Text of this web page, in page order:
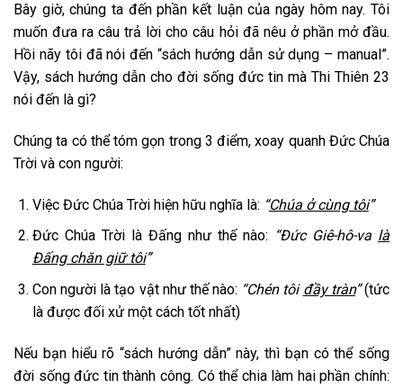
Bây giờ, chúng ta đến phần kết luận của ngày hôm nay. Tôi
muốn đưa ra câu trả lời cho câu hỏi đã nêu ở phần mở đầu.
Hồi nãy tôi đã nói đến “sách hướng dẫn sử dụng – manual”.
Vậy, sách hướng dẫn cho đời sống đức tin mà Thi Thiên 23
nói đến là gì?
Chúng ta có thể tóm gọn trong 3 điểm, xoay quanh Đức Chúa
Trời và con người:
Việc Đức Chúa Trời hiện hữu nghĩa là: “Chúa ở cùng tôi”
Đức Chúa Trời là Đấng như thế nào: “Đức Giê-hô-va là
Đấng chăn giữ tôi”
Con người là tạo vật như thế nào: “Chén tôi đầy tràn”(tức
là được đối xử một cách tốt nhất)
Nếu bạn hiểu rõ “sách hướng dẫn” này, thì bạn có thể sống
đời sống đức tin thành công. Có thể chia làm hai phần chính: